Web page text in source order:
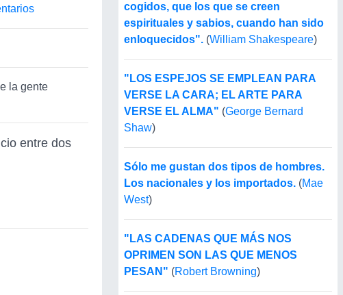
la gente
entre dos
cogidos, que los que se creen
espirituales y sabios, cuando han sido
enloquecidos". (William Shakespeare)
"LOS ESPEJOS SE EMPLEAN PARA
VERSE LA CARA; EL ARTE PARA
VERSE EL ALMA" (George Bernard
Shaw)
Sólo me gustan dos tipos de hombres.
Los nacionales y los importados. (Mae
West)
"LAS CADENAS QUE MÁS NOS
OPRIMEN SON LAS QUE MENOS
PESAN" (Robert Browning)